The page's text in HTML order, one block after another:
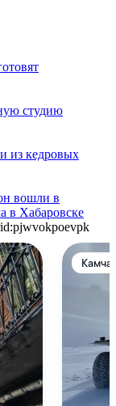
студию
из кедровых
вошли в
в Хабаровске